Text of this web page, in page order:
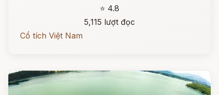
⭐ 4.8
5,115 lượt đọc
Cổ tích Việt Nam